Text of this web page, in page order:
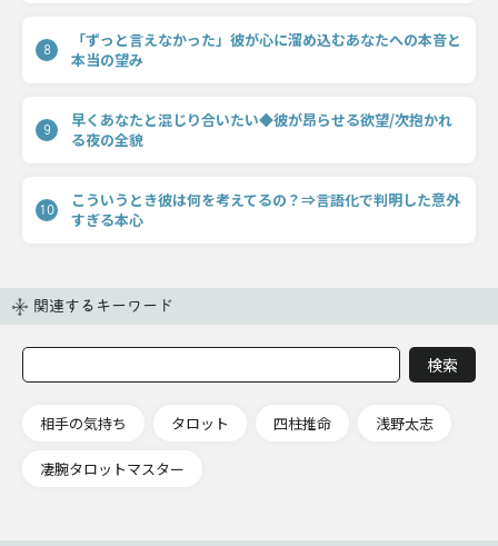
8
「ずっと言えなかった」彼が心に溜め込むあなたへの本音と
本当の望み
9
早くあなたと混じり合いたい◆彼が昂らせる欲望/次抱かれ
る夜の全貌
10
こういうとき彼は何を考えてるの？⇒言語化で判明した意外
すぎる本心
関連するキーワード
相手の気持ち タロット 四柱推命 浅野太志
凄腕タロットマスター